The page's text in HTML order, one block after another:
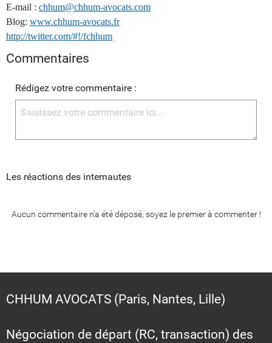
E-mail : chhum@chhum-avocats.com
Blog: www.chhum-avocats.fr
http://twitter.com/#!/fchhum
Commentaires
Rédigez votre commentaire :
Les réactions des internautes
Aucun commentaire n'a été déposé, soyez le premier à commenter !
CHHUM AVOCATS (Paris, Nantes, Lille)
Négociation de départ (RC, transaction) des